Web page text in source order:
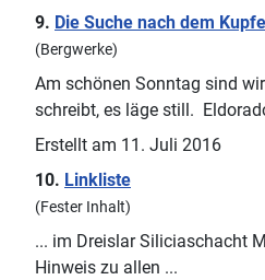
9. Die Suche nach dem
(Bergwerke)
Am schönen Sonntag sind
schreibt, es läge still.
Erstellt am 11. Juli 2016
10. Linkliste
(Fester Inhalt)
... im Dreislar Siliciaschacht
Hinweis zu allen ...